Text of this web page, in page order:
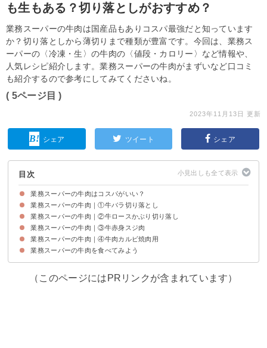
も生もある？切り落としがおすすめ？
業務スーパーの牛肉は国産品もありコスパ最強だと知っています
か？切り落としから薄切りまで種類が豊富です。今回は、業務ス
ーパーの〈冷凍・生〉の牛肉の〈値段・カロリー〉など情報や、
人気レシピ紹介します。業務スーパーの牛肉がまずいなど口コミ
も紹介するので参考にしてみてくださいね。
( 5ページ目 )
2023年11月13日 更新
シェア ツイート シェア
目次
業務スーパーの牛肉はコスパがいい？
値段など業務スーパーの牛肉の商品情報
業務スーパーの牛肉｜①牛バラ切り落とし
牛バラ切り落としの商品情報【値段・内容量など】
牛バラ切り落としのカロリーなど栄養成分
牛バラ切り落としの味わい
牛バラ切り落としのおすすめの焼き方
牛バラ切り落としのレシピ・食べ方
業務スーパーの牛肉｜②牛ロースかぶり切り落し
牛ロースかぶり切り落しの商品情報【値段・内容量など】
牛ロースかぶり切り落しのカロリーなど栄養成分
牛ロースかぶり切り落しの味わい
牛ロースかぶり切り落しのおすすめの焼き方
牛ロースかぶり切り落しのレシピ・食べ方
業務スーパーの牛肉｜③牛赤身スジ肉
牛赤身スジ肉商品情報【値段・内容量など】
牛赤身スジ肉のカロリーなど栄養成分
牛赤身スジ肉の味わい
牛赤身スジ肉のおすすめの焼き方
牛赤身スジ肉のレシピ・食べ方
業務スーパーの牛肉｜④牛肉カルビ焼肉用
牛肉カルビ焼肉用の商品情報【値段・内容量など】
牛肉カルビ焼肉用のカロリーなど栄養成分
牛肉カルビ焼肉用の味わい
牛肉カルビ焼肉用のおすすめの焼き方
牛肉カルビ焼肉用のレシピ・食べ方
業務スーパーの牛肉を食べてみよう
（このページにはPRリンクが含まれています）